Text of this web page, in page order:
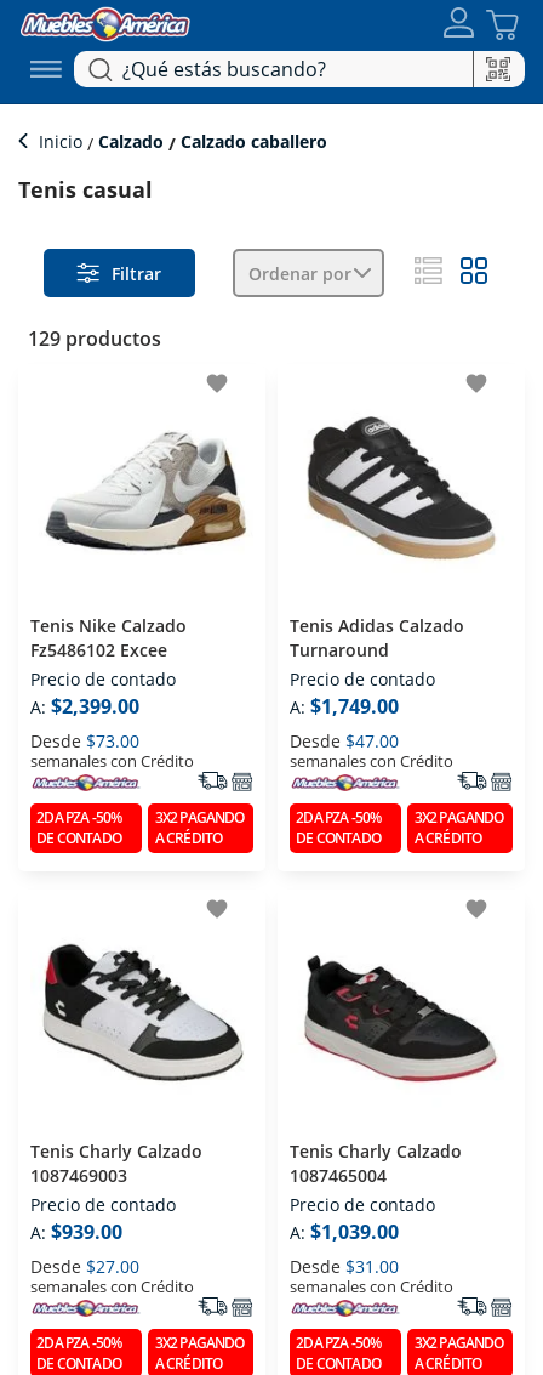
Inicio Calzado Calzado caballero
Tenis casual
Filtrar Ordenar por
129 productos
favorite
Tenis Nike Calzado
Fz5486102 Excee
Precio de contado
A: $2,399.00
Desde $73.00
semanales con Crédito
2DA PZA -50%
DE CONTADO
3X2 PAGANDO
A CRÉDITO
favorite
Tenis Adidas Calzado
Turnaround
Precio de contado
A: $1,749.00
Desde $47.00
semanales con Crédito
2DA PZA -50%
DE CONTADO
3X2 PAGANDO
A CRÉDITO
favorite
Tenis Charly Calzado
1087469003
Precio de contado
A: $939.00
Desde $27.00
semanales con Crédito
2DA PZA -50%
DE CONTADO
3X2 PAGANDO
A CRÉDITO
favorite
Tenis Charly Calzado
1087465004
Precio de contado
A: $1,039.00
Desde $31.00
semanales con Crédito
2DA PZA -50%
DE CONTADO
3X2 PAGANDO
A CRÉDITO